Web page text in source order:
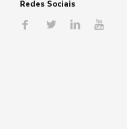
Redes Sociais